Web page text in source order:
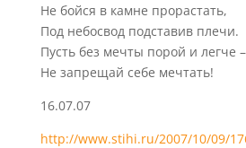
Не бойся в камне прорастать,
Под небосвод подставив плечи.
Пусть без мечты порой и легче –
Не запрещай себе мечтать!
16.07.07
http://www.stihi.ru/2007/10/09/